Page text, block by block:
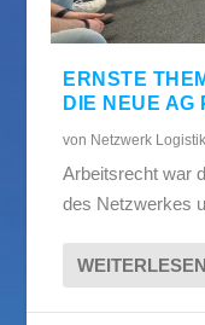
ERNSTE
DIE NEUE AG
von Netzwerk Logistik
Arbeitsrecht war
des Netzwerkes
WEITERLESEN